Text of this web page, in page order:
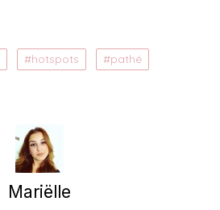
hotspots
pathé
Mariëlle